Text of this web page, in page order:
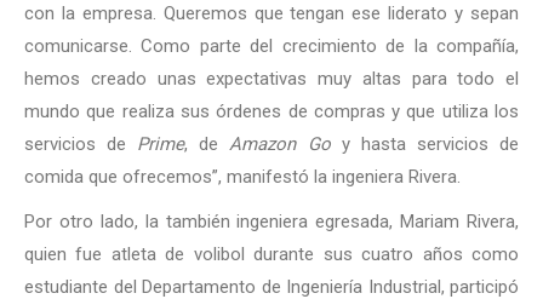
con la empresa. Queremos que tengan ese liderato y sepan
comunicarse. Como parte del crecimiento de la compañía,
hemos creado unas expectativas muy altas para todo el
mundo que realiza sus órdenes de compras y que utiliza los
servicios de Prime, de Amazon Goy hasta servicios de
comida que ofrecemos”, manifestó la ingeniera Rivera.
Por otro lado, la también ingeniera egresada, Mariam Rivera,
quien fue atleta de volibol durante sus cuatro años como
estudiante del Departamento de Ingeniería Industrial, participó